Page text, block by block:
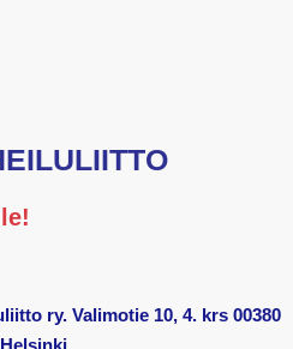
ry. Valimotie 10, 4. krs 00380